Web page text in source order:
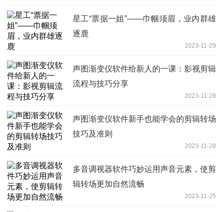
星工“票据一姐”——巾帼须眉，业内群雄
逐鹿
2023-11-29
声图渐变仪软件给新人的一课：影视剪辑
流程与技巧分享
2023-11-28
声图渐变仪软件新手也能学会的剪辑转场
技巧及准则
2023-11-28
多音调视器软件巧妙运用声音元素，使剪
辑转场更加自然流畅
2023-11-25